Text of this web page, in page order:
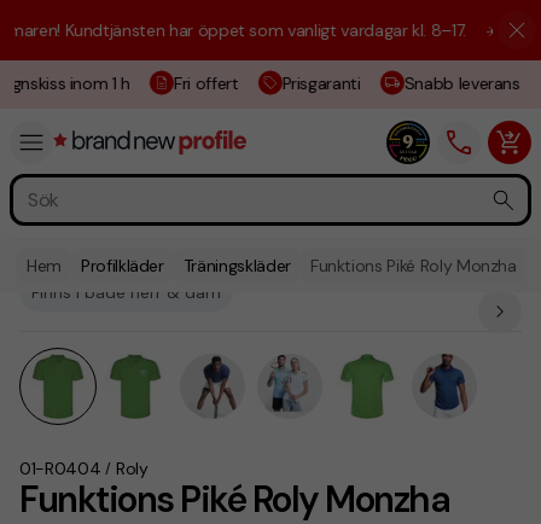
Kundtjänsten har öppet som vanligt vardagar kl. 8–17. ☀️ Vi är här
inom 1 h Fri offert Prisgaranti Snabb leverans
Hem Profilkläder Träningskläder Funktions Piké Roly Monzha
Funktions Piké Roly Monzha
01-R0404 / Roly
Finns i både herr & dam